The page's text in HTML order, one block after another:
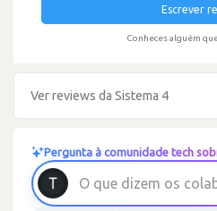
Escrever
Conheces alguém
Ver reviews da Sistema 4
Pergunta à comunidade tech
O que d izem os cola